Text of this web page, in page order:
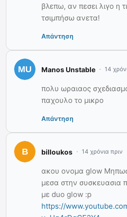
βλεπω, αν πεσει λιγο η
τσιμπήσω ανετα!
Απάντηση
Manos Unstable 14
πολυ ωραιαος
παχουλο το μικρο
Απάντηση
billoukos 14 χρόνια πριν
ακου ονομα glow Μηπωσ
μεσα στην συσκευασια
με duo glow :p
https://